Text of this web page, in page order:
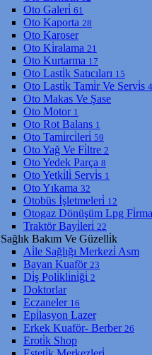
Oto Galeri̇ 61
Oto Kaporta 28
Oto Karoser
Oto Ki̇ralama 21
Oto Kurtarma 17
Oto Lasti̇k Satıcıları 15
Oto Lasti̇k Tami̇r Ve Servi̇s 4
Oto Makas Ve Şase
Oto Motor 1
Oto Rot Balans 1
Oto Tami̇rci̇leri̇ 59
Oto Yağ Ve Fi̇ltre 2
Oto Yedek Parça 8
Oto Yetki̇li̇ Servi̇s 1
Oto Yıkama 32
Otobüs İşletmeleri̇ 12
Otogaz Dönüşüm Lpg
Traktör Bayi̇leri̇ 22
Sağlık Bakım Ve Güzelli̇k
Ai̇le Sağlığı Merkezi̇ Asm
Bayan Kuaför 23
Di̇ş Poli̇kli̇ni̇ği̇ 2
Doktorlar
Eczaneler 16
Epi̇lasyon Lazer
Erkek Kuaför- Berber 26
Eroti̇k Shop